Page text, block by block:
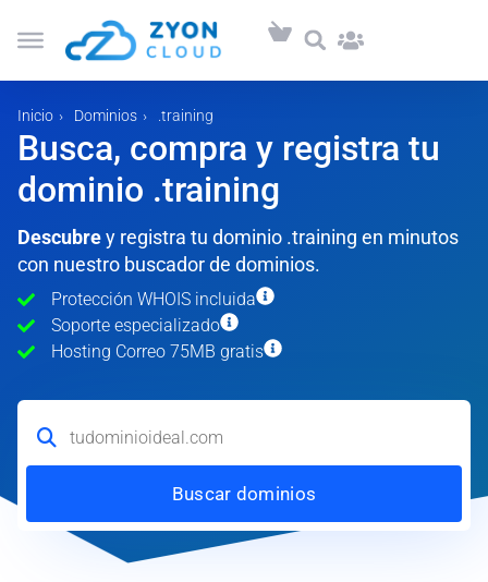
Inicio Dominios .training
Busca, compra y registra tu
dominio .training
Descubrey registra tu dominio .training en minutos
con nuestro buscador de dominios.
Protección WHOIS incluida
Soporte especializado
Hosting Correo 75MB gratis
Buscar dominios